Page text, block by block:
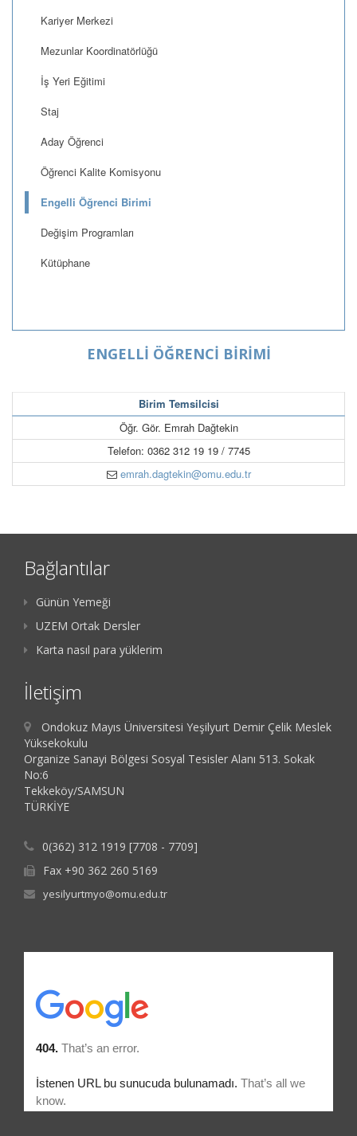
Kariyer Merkezi
Mezunlar Koordinatörlüğü
İş Yeri Eğitimi
Staj
Aday Öğrenci
Öğrenci Kalite Komisyonu
Engelli Öğrenci Birimi
Değişim Programları
Kütüphane
ENGELLİ ÖĞRENCİ BİRİMİ
Birim Temsilcisi
Öğr. Gör. Emrah Dağtekin
Telefon: 0362 312 19 19 / 7745
emrah.dagtekin@omu.edu.tr
Bağlantılar
Günün Yemeği
UZEM Ortak Dersler
Karta nasıl para yüklerim
İletişim
Ondokuz Mayıs Üniversitesi Yeşilyurt Demir Çelik Meslek
Yüksekokulu
Organize Sanayi Bölgesi Sosyal Tesisler Alanı 513. Sokak
No:6
Tekkeköy/SAMSUN
TÜRKİYE
0(362) 312 1919 [7708 - 7709]
Fax +90 362 260 5169
yesilyurtmyo@omu.edu.tr